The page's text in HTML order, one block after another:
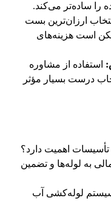
را ساده‌تر می‌کند.
ارزان‌ترین بست
است هزینه‌های
استفاده از مشاوره
درست بسیار مؤثر
اهمیت دارد؟
به لوله‌ها و تضمین
لوله‌کشی آب